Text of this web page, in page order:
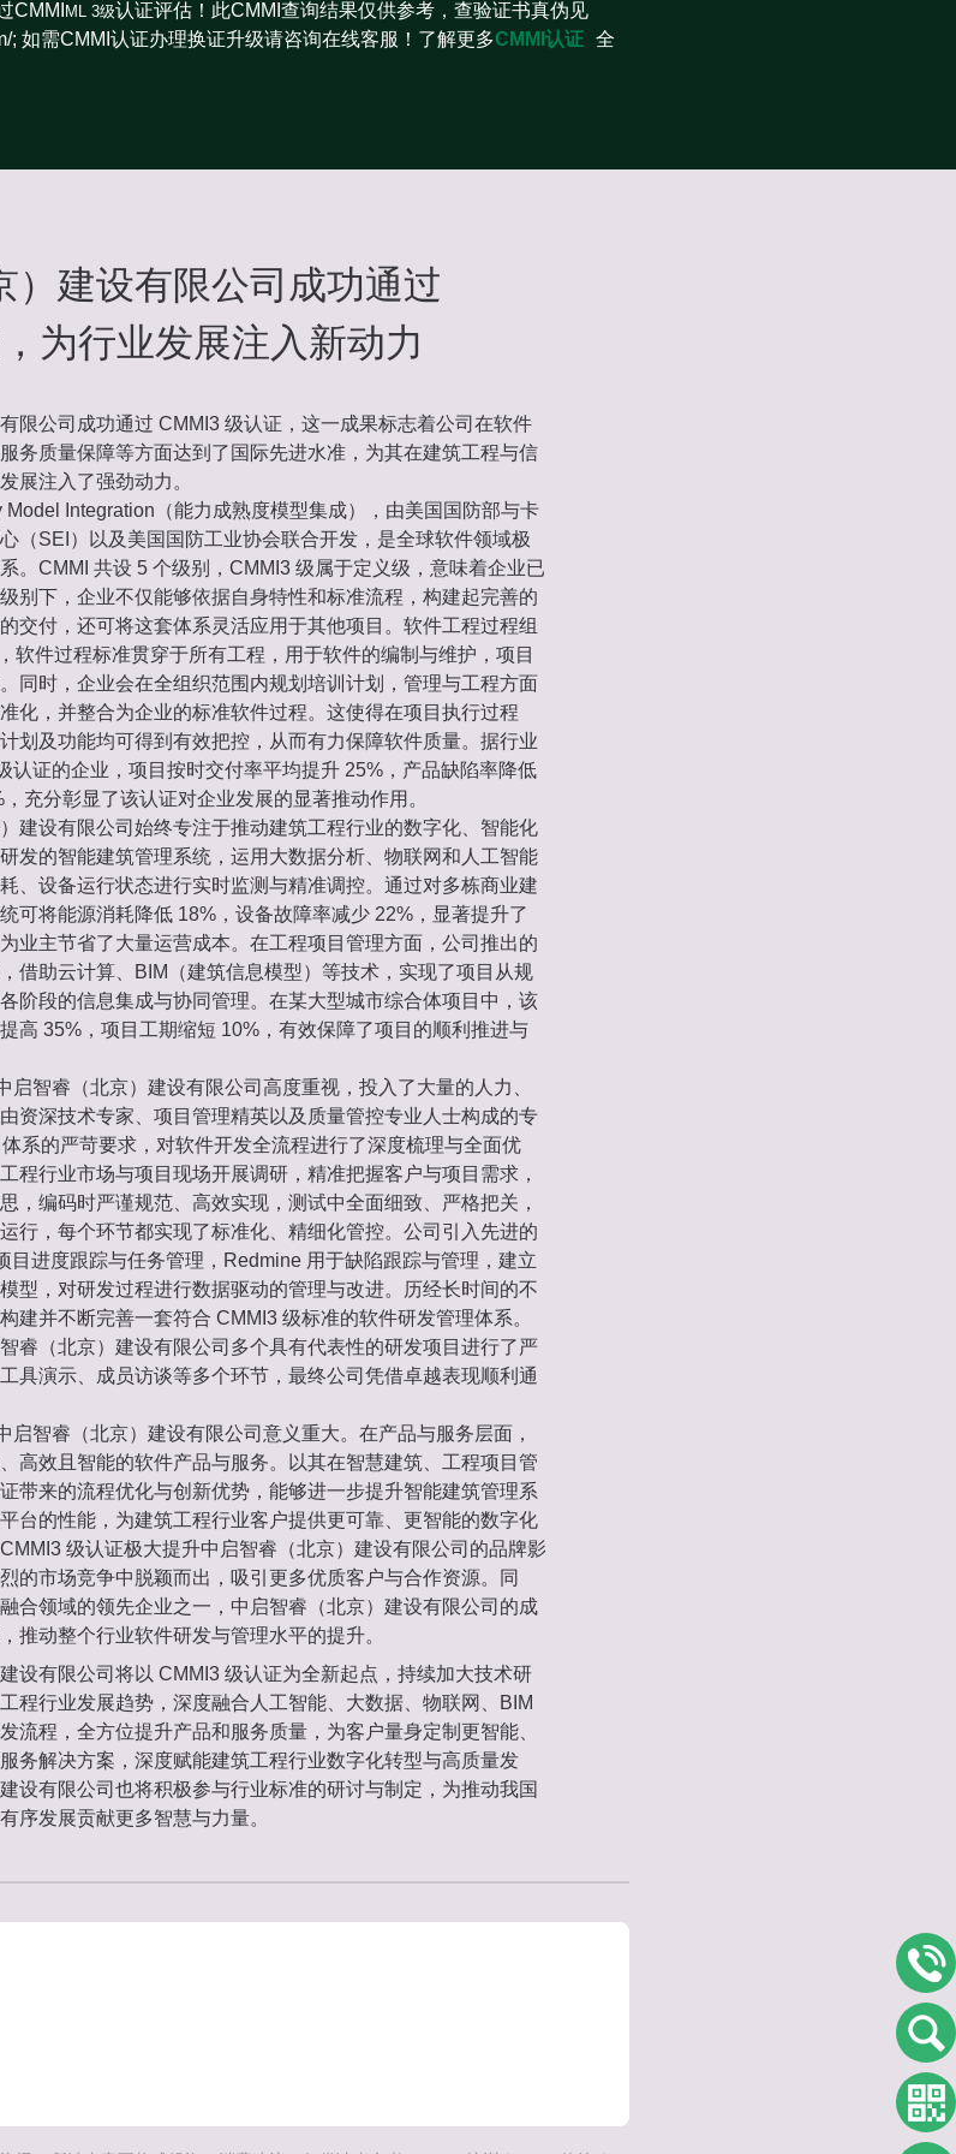
CMMI ML 3级认证评估！此CMMI查询结果仅供参考，查验证书真伪见
; 如需CMMI认证办理换证升级请咨询在线客服！了解更多CMMI认证 全
）建设有限公司成功通过
为行业发展注入新动力
限公司成功通过 CMMI3 级认证，这一成果标志着公司在软件
务质量保障等方面达到了国际先进水准，为其在建筑工程与信
展注入了强劲动力。
Integration（能力成熟度模型集成），由美国国防部与卡
（SEI）以及美国国防工业协会联合开发，是全球软件领域极
。CMMI 共设 5 个级别，CMMI3 级属于定义级，意味着企业已
别下，企业不仅能够依据自身特性和标准流程，构建起完善的
交付，还可将这套体系灵活应用于其他项目。软件工程过程组
软件过程标准贯穿于所有工程，用于软件的编制与维护，项目
同时，企业会在全组织范围内规划培训计划，管理与工程方面
化，并整合为企业的标准软件过程。这使得在项目执行过程
划及功能均可得到有效把控，从而有力保障软件质量。据行业
认证的企业，项目按时交付率平均提升 25%，产品缺陷率降低
充分彰显了该认证对企业发展的显著推动作用。
建设有限公司始终专注于推动建筑工程行业的数字化、智能化
发的智能建筑管理系统，运用大数据分析、物联网和人工智能
、设备运行状态进行实时监测与精准调控。通过对多栋商业建
可将能源消耗降低 18%，设备故障率减少 22%，显著提升了
业主节省了大量运营成本。在工程项目管理方面，公司推出的
借助云计算、BIM（建筑信息模型）等技术，实现了项目从规
阶段的信息集成与协同管理。在某大型城市综合体项目中，该
高 35%，项目工期缩短 10%，有效保障了项目的顺利推进与
启智睿（北京）建设有限公司高度重视，投入了大量的人力、
资深技术专家、项目管理精英以及质量管控专业人士构成的专
系的严苛要求，对软件开发全流程进行了深度梳理与全面优
程行业市场与项目现场开展调研，精准把握客户与项目需求，
，编码时严谨规范、高效实现，测试中全面细致、严格把关，
行，每个环节都实现了标准化、精细化管控。公司引入先进的
目进度跟踪与任务管理，Redmine 用于缺陷跟踪与管理，建立
型，对研发过程进行数据驱动的管理与改进。历经长时间的不
建并不断完善一套符合 CMMI3 级标准的软件研发管理体系。
睿（北京）建设有限公司多个具有代表性的研发项目进行了严
具演示、成员访谈等多个环节，最终公司凭借卓越表现顺利通
启智睿（北京）建设有限公司意义重大。在产品与服务层面，
高效且智能的软件产品与服务。以其在智慧建筑、工程项目管
带来的流程优化与创新优势，能够进一步提升智能建筑管理系
台的性能，为建筑工程行业客户提供更可靠、更智能的数字化
级认证极大提升中启智睿（北京）建设有限公司的品牌影
的市场竞争中脱颖而出，吸引更多优质客户与合作资源。同
合领域的领先企业之一，中启智睿（北京）建设有限公司的成
推动整个行业软件研发与管理水平的提升。
设有限公司将以 CMMI3 级认证为全新起点，持续加大技术研
程行业发展趋势，深度融合人工智能、大数据、物联网、BIM
流程，全方位提升产品和服务质量，为客户量身定制更智能、
务解决方案，深度赋能建筑工程行业数字化转型与高质量发
设有限公司也将积极参与行业标准的研讨与制定，为推动我国
序发展贡献更多智慧与力量。